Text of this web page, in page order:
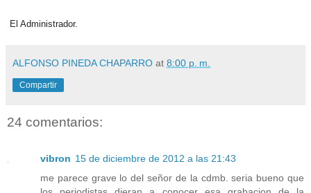
El Administrador.
ALFONSO PINEDA CHAPARRO at 8:00 p. m.
Compartir
24 comentarios:
vibron 15 de diciembre de 2012 a las 21:43
me parece grave lo del señor de la cdmb. seria bueno que